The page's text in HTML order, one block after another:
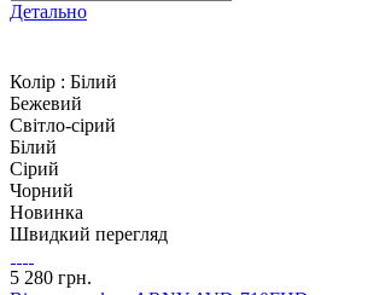
Детально
Колір : Білий
Бежевий
Світло-сірий
Білий
Сірий
Чорний
Новинка
Швидкий перегляд
5 280 грн.